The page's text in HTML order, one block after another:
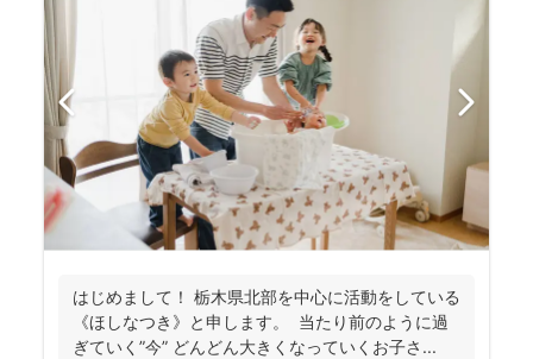
はじめまして！ 栃木県北部を中心に活動をしている
《ほしなつき》と申します。 当たり前のように過
ぎていく”今” どんどん大きくなっていくお子さ...